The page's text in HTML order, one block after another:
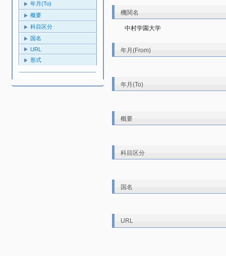
年月(To)
概要
科目区分
国名
URL
形式
機関名
中村学園大学
年月(From)
年月(To)
概要
科目区分
国名
URL